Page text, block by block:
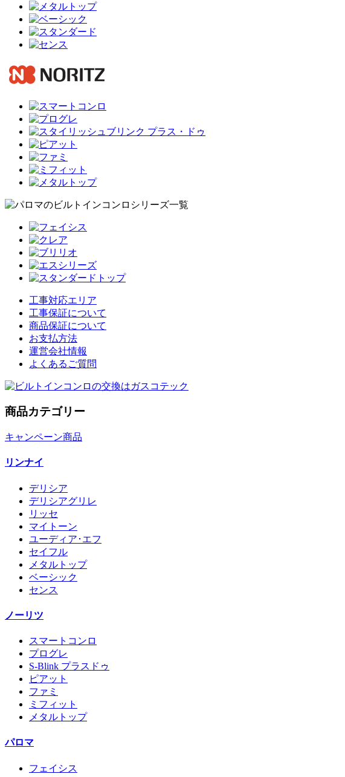
工事対応エリア
工事保証について
商品保証について
お支払方法
運営会社情報
よくあるご質問
商品カテゴリー
キャンペーン商品
リンナイ
デリシア
デリシアグリレ
リッセ
マイトーン
ユーディア･エフ
セイフル
メタルトップ
ベーシック
センス
ノーリツ
スマートコンロ
プログレ
S-Blink プラスドゥ
ピアット
ファミ
ミフィット
メタルトップ
パロマ
フェイシス